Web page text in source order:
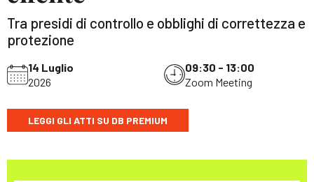
Tra presidi di controllo e obblighi di correttezza e
protezione
14 Luglio
2026
09:30 - 13:00
Zoom Meeting
LEGGI GLI ATTI SU DB PREMIUM